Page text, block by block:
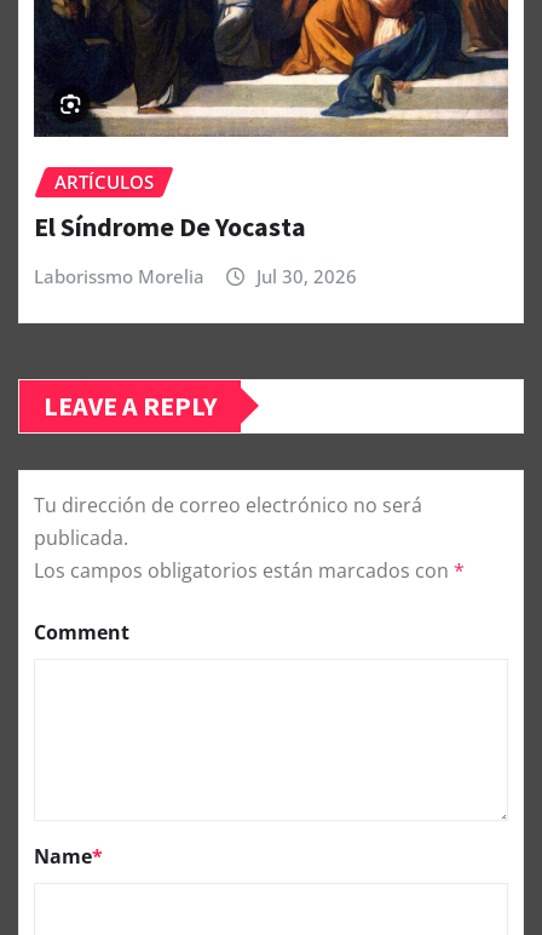
ARTÍCULOS
El Síndrome De Yocasta
Laborissmo Morelia Jul 30, 2026
LEAVE A REPLY
Tu dirección de correo electrónico no será
publicada.
Los campos obligatorios están marcados con *
Comment
Name*